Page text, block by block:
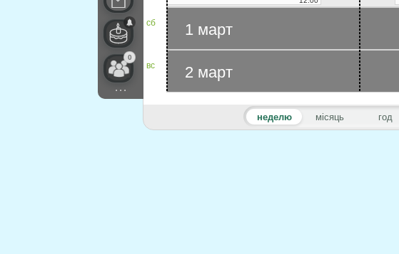
0
...
неделю місяць год
сб
вс
1 март
2 март